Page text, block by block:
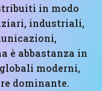
in modo
industriali,
è abbastanza in
moderni,
dominante.